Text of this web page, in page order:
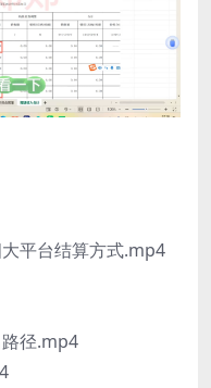
大平台结算方式.mp4
路径.mp4